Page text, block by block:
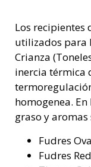
Los recipientes
utilizados para
Crianza
inercia térmica
homogenea.
graso y
Fudres
Fudres